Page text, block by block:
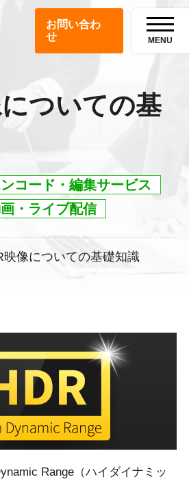
お問い合わ
せ
MENU
ついての基
コード・編集サービス
・ライブ配信
映像についての基礎知識
Range（ハイダイナミッ